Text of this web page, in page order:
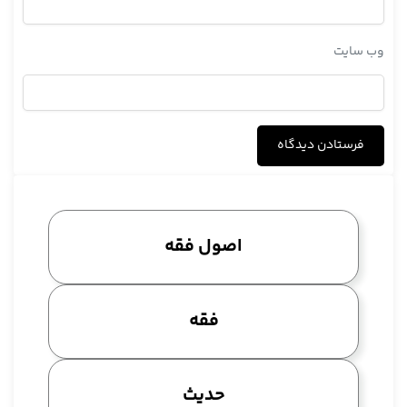
ندهند، که اين کلام تمام شد، اگر بخواهيم به اصطلاح اصولی
بگوييم دائره مثل معنای حرفی است مثل حرف علامت است، اما
ج: حالا حرفی اصطلاحاً چون به اصطلاح ربطی بين و نکته لطيف­ترش
اين است که انسان نمی­داند چرا دائره قرار دادند؟ مثلاً مربع قرار
امروزه
س: دائره قلب است قلب مانند است
ج: قلب نيست بعضی­هايش
ج: تعبير دار دار دار،
س: نداری آری،
ج: بله ثم قال هکذا کل الکتاب
وب‌ سایت
اصول فقه
فقه
حدیث